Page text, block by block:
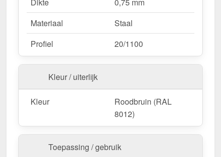
Materiaal
Staal
Profiel
20/1100
Kleur / uiterlijk
Kleur
Roodbruin (RAL
8012)
Toepassing / gebruik